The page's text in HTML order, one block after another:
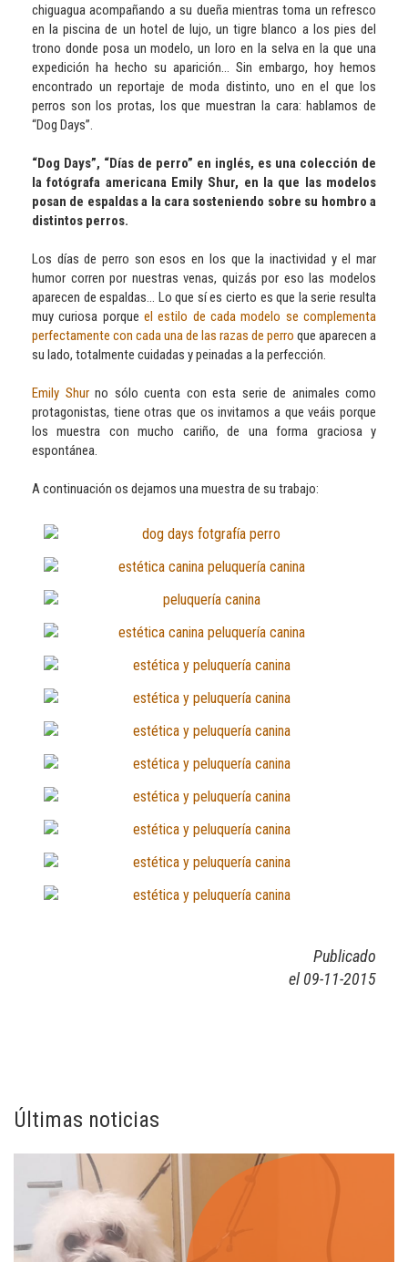
chiguagua acompañando a su dueña mientras toma un refresco
en la piscina de un hotel de lujo, un tigre blanco a los pies del
trono donde posa un modelo, un loro en la selva en la que una
expedición ha hecho su aparición... Sin embargo, hoy hemos
encontrado un reportaje de moda distinto, uno en el que los
perros son los protas, los que muestran la cara: hablamos de
“Dog Days”.
“Dog Days”, “Días de perro” en inglés, es una colección de
la fotógrafa americana Emily Shur, en la que las modelos
posan de espaldas a la cara sosteniendo sobre su hombro a
distintos perros.
Los días de perro son esos en los que la inactividad y el mar
humor corren por nuestras venas, quizás por eso las modelos
aparecen de espaldas... Lo que sí es cierto es que la serie resulta
muy curiosa porque el estilo de cada modelo se complementa
perfectamente con cada una de las razas de perro que aparecen a
su lado, totalmente cuidadas y peinadas a la perfección.
Emily Shur no sólo cuenta con esta serie de animales como
protagonistas, tiene otras que os invitamos a que veáis porque
los muestra con mucho cariño, de una forma graciosa y
espontánea.
A continuación os dejamos una muestra de su trabajo:
Publicado
el 09-11-2015
Últimas noticias